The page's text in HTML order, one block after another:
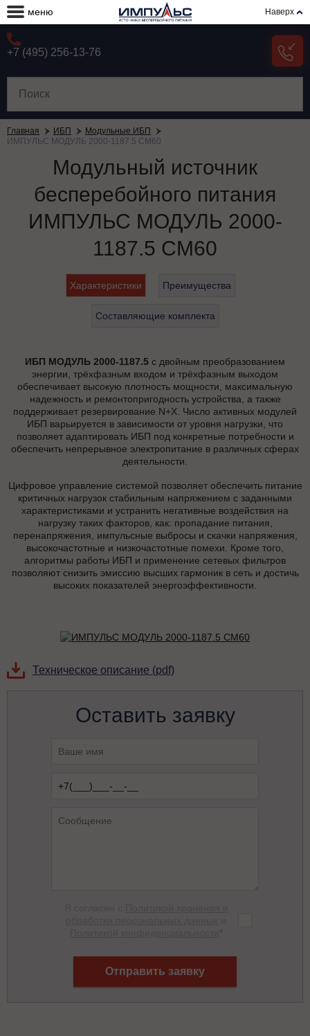
меню Наверх
+7 (495) 256-13-76
Главная ИБП
Модульные ИБП
ИМПУЛЬС МОДУЛЬ 2000-1187.5 СМ60
Модульный источник
бесперебойного питания
ИМПУЛЬС МОДУЛЬ 2000-
1187.5 СМ60
Характеристики Преимущества
Составляющие комплекта
ИБП МОДУЛЬ 2000-1187.5 с двойным преобразованием
энергии, трёхфазным входом и трёхфазным выходом
обеспечивает высокую плотность мощности, максимальную
надежность и ремонтопригодность устройства, а также
поддерживает резервирование N+X. Число активных модулей
ИБП варьируется в зависимости от уровня нагрузки, что
позволяет адаптировать ИБП под конкретные потребности и
обеспечить непрерывное электропитание в различных сферах
деятельности.
Цифровое управление системой позволяет обеспечить питание
критичных нагрузок стабильным напряжением с заданными
характеристиками и устранить негативные воздействия на
нагрузку таких факторов, как: пропадание питания,
перенапряжения, импульсные выбросы и скачки напряжения,
высокочастотные и низкочастотные помехи. Кроме того,
алгоритмы работы ИБП и применение сетевых фильтров
позволяют снизить эмиссию высших гармоник в сеть и достичь
высоких показателей энергоэффективности.
Техническое описание (pdf)
Оставить заявку
Отправить заявку